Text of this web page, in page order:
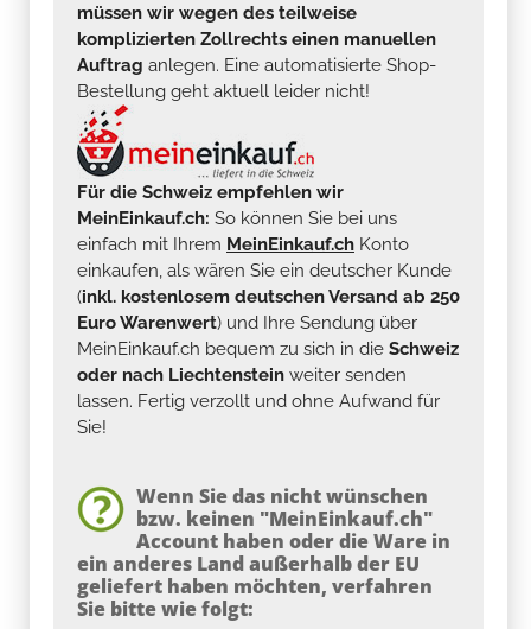
müssen wir wegen des teilweise
komplizierten Zollrechts einen manuellen
Auftrag anlegen. Eine automatisierte Shop-
Bestellung geht aktuell leider nicht!
Für die Schweiz empfehlen wir
MeinEinkauf.ch: So können Sie bei uns
einfach mit Ihrem MeinEinkauf.ch Konto
einkaufen, als wären Sie ein deutscher Kunde
(inkl. kostenlosem deutschen Versand ab 250
Euro Warenwert) und Ihre Sendung über
MeinEinkauf.ch bequem zu sich in die Schweiz
oder nach Liechtenstein weiter senden
lassen. Fertig verzollt und ohne Aufwand für
Sie!
Wenn Sie das nicht wünschen
bzw. keinen "MeinEinkauf.ch"
Account haben oder die Ware in
ein anderes Land außerhalb der EU
geliefert haben möchten, verfahren
Sie bitte wie folgt: